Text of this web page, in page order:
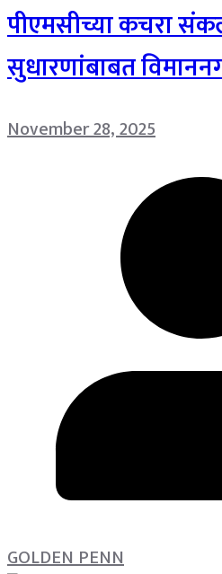
पीएमसीच्या कचरा
सुधारणांबाबत
November 28, 2025
GOLDEN PENN